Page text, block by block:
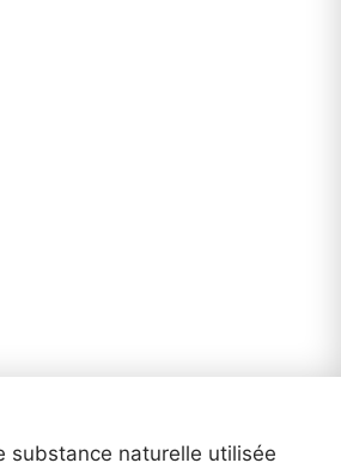
substance naturelle utilisée